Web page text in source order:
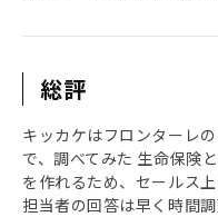
総評
キッカケはフロンターレ
で、調べてみた 生命保険
を作れるため、セールス
担当者の回答は早く時間